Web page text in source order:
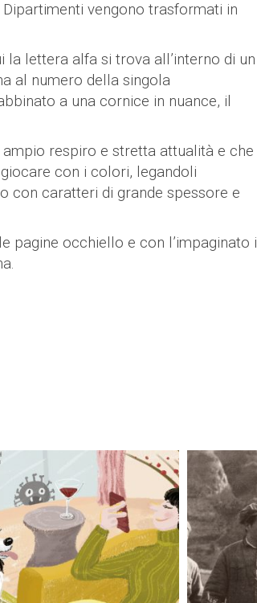
vengono trasformati in
lettera alfa si trova all’interno di un
al numero della singola
a una cornice in nuance, il
respiro e stretta attualità e che
con i colori, legandoli
con caratteri di grande spessore e
pagine occhiello e con l’impaginato i